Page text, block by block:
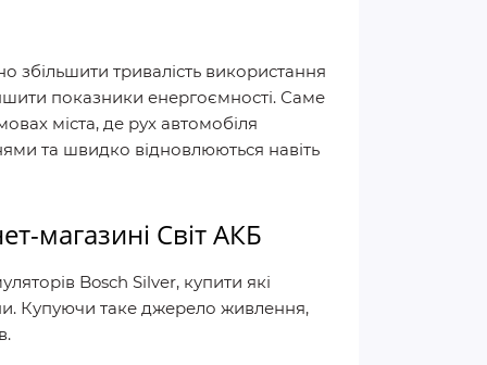
збільшити тривалість використання
показники енергоємності. Саме
міста, де рух автомобіля
та швидко відновлюються навіть
магазині Світ АКБ
Bosch Silver, купити які
Купуючи таке джерело живлення,